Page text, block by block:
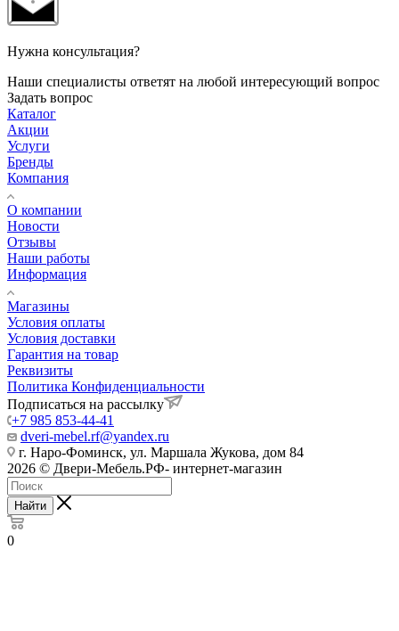
Нужна консультация?
Наши специалисты ответят на любой интересующий вопрос
Задать вопрос
Каталог
Акции
Услуги
Бренды
Компания
О компании
Новости
Отзывы
Наши работы
Информация
Магазины
Условия оплаты
Условия доставки
Гарантия на товар
Реквизиты
Политика Конфиденциальности
Подписаться на рассылку
+7 985 853-44-41
dveri-mebel.rf@yandex.ru
г. Наро-Фоминск, ул. Маршала Жукова, дом 84
2026 © Двери-Мебель.РФ- интернет-магазин
Найти
0